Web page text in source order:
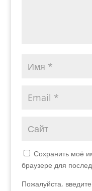
Сохранить моё
браузере для
Пожалуйста,